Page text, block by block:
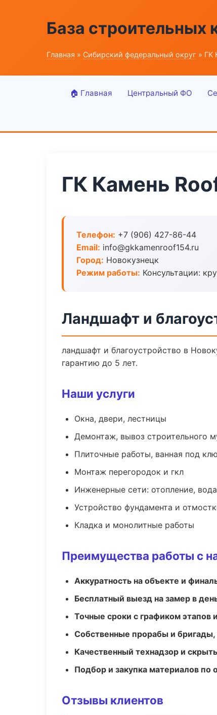
База строительных
Главная » Сибирский федеральный округ » ГК
🏠 Главная Центральный ФО
ГК Камень
Телефон: +7 (906) 427-86-44
Email: info@gkkamenroof154.ru
Город: Новокузнецк
Режим работы: Консультации:
Ландшафт и
ландшафт и благоустройство в
гарантию до 5 лет.
Наши услуги
Окна, двери, лестницы
Демонтаж, вывоз строительного
Плиточные работы, ванная под
Монтаж перегородок и гкл
Инженерные сети: отопление,
Устройство фундамента и
Кладка и монолитные работы
Преимущества работы с
Аккуратность на объекте и
Бесплатный выезд на замер в
Точные сроки с графиком этапов
Собственные прорабы и
Качественный технадзор и
Подбор и закупка материалов по
Отзывы клиентов